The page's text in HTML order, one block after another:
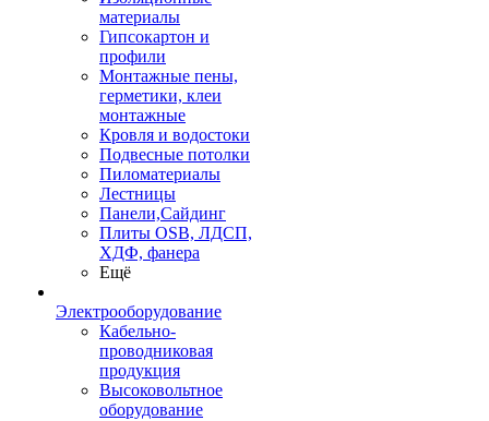
материалы
Гипсокартон и
профили
Монтажные пены,
герметики, клеи
монтажные
Кровля и водостоки
Подвесные потолки
Пиломатериалы
Лестницы
Панели,Сайдинг
Плиты OSB, ЛДСП,
ХДФ, фанера
Ещё
Электрооборудование
Кабельно-
проводниковая
продукция
Высоковольтное
оборудование